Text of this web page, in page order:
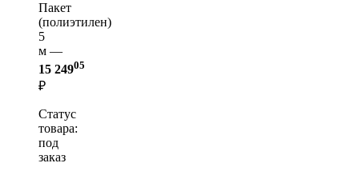
Пакет
(полиэтилен)
5
м —
15 24905
₽
Статус
товара:
под
заказ